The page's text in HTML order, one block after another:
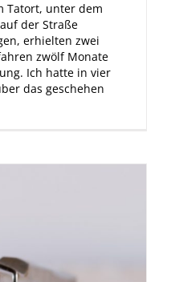
Tatort, unter dem
der Straße
erhielten zwei
zwölf Monate
Ich hatte in vier
das geschehen